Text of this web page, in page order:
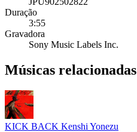
Duração
3:55
Gravadora
Sony Music Labels Inc.
Músicas relacionadas
KICK BACK Kenshi Yonezu